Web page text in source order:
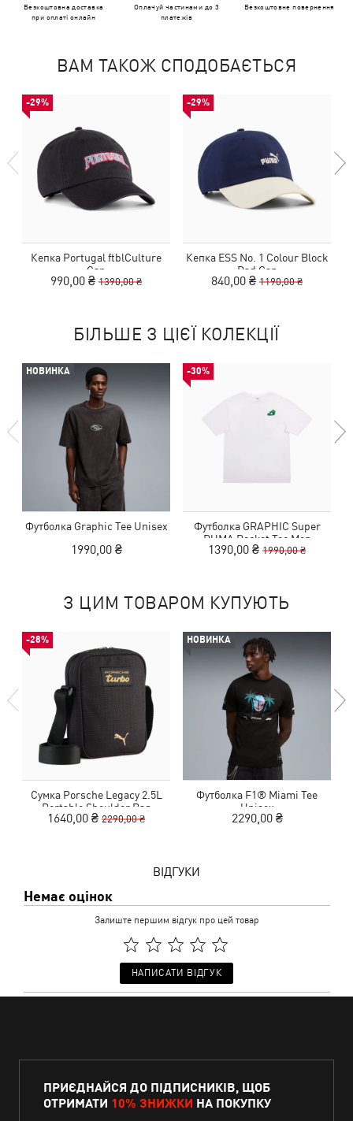
Безкоштовна доставка
при оплаті онлайн
Оплачуй частинами до 3
платежів
Безкоштовне повернення
ВАМ ТАКОЖ СПОДОБАЄТЬСЯ
-29%
Кепка Portugal ftblCulture
Cap
990,00 ₴ 1390,00 ₴
-29%
Кепка ESS No. 1 Colour Block
Dad Cap
840,00 ₴ 1190,00 ₴
БІЛЬШЕ З ЦІЄЇ КОЛЕКЦІЇ
НОВИНКА
Футболка Graphic Tee Unisex
1990,00 ₴
-30%
Футболка GRAPHIC Super
PUMA Pocket Tee Men
1390,00 ₴ 1990,00 ₴
З ЦИМ ТОВАРОМ КУПУЮТЬ
-28%
Сумка Porsche Legacy 2.5L
Portable Shoulder Bag
1640,00 ₴ 2290,00 ₴
НОВИНКА
Футболка F1® Miami Tee
Unisex
2290,00 ₴
ВІДГУКИ
Немає оцінок
Залиште першим відгук про цей товар
НАПИСАТИ ВІДГУК
ПРИЄДНАЙСЯ ДО ПІДПИСНИКІВ, ЩОБ
ОТРИМАТИ 10% ЗНИЖКИ НА ПОКУПКУ